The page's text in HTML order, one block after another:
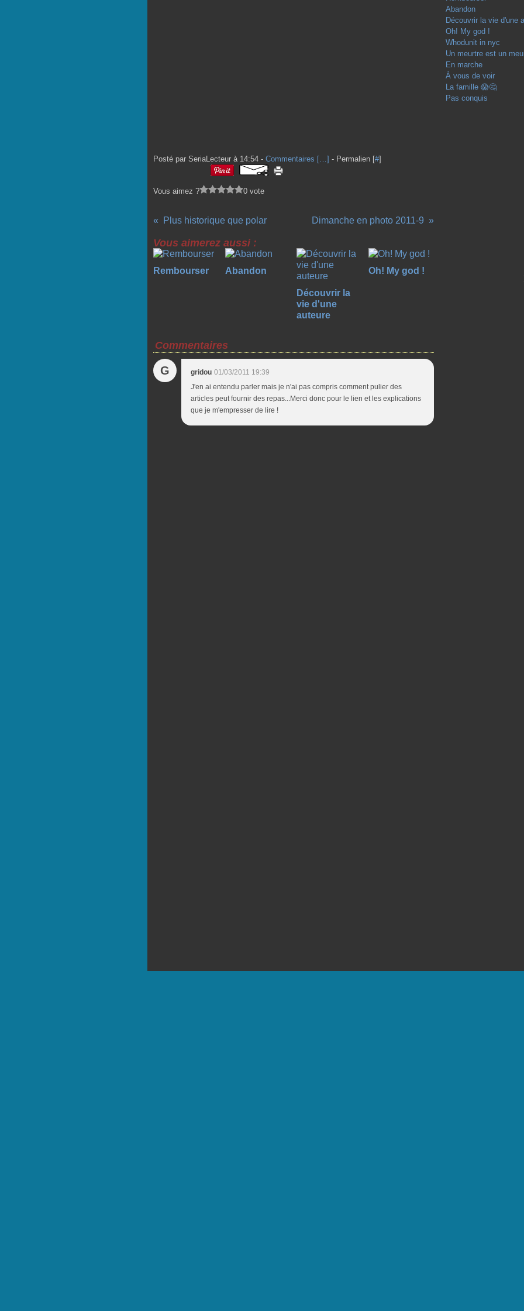
Posté par SeriaLecteur à 14:54 - Commentaires […] - Permalien [#]
Vous aimez ? 0 vote
Plus historique que polar Dimanche en photo 2011-9
Vous aimerez aussi :
Rembourser Abandon
Découvrir la
vie d'une
auteure
Oh! My god !
Commentaires
G gridou 01/03/2011 19:39
J'en ai entendu parler mais je n'ai pas compris comment pulier des
articles peut fournir des repas...Merci donc pour le lien et les explications
que je m'empresser de lire !
Abandon
Découvrir la vie d'une
Oh! My god !
Whodunit in nyc
Un meurtre est un
En marche
À vous de voir
La famille 😱🤔
Pas conquis